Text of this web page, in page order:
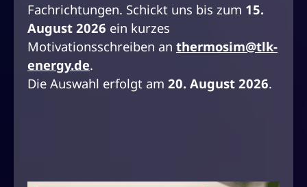
Fachrichtungen. Schickt uns bis zum 15.
August 2026 ein kurzes
Motivationsschreiben an thermosim@tlk-
energy.de.
Die Auswahl erfolgt am 20. August 2026.